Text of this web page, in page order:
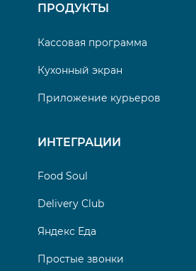
ПРОДУКТЫ
Кассовая программа
Кухонный экран
Приложение курьеров
ИНТЕГРАЦИИ
Food Soul
Delivery Club
Яндекс Еда
Простые звонки